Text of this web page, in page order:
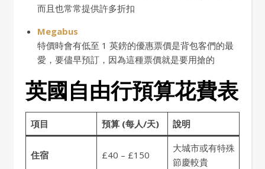
而且也常常提供許多折扣
Megabus
特價時會有低至 1 英鎊的優惠票價是背包客們的最
愛，要儘早預訂，因為這種票價就是要用搶的
英國自由行預算花費表
項目 預算 (每人/天) 說明
住宿 £40 – £150
大城市或有特殊
節慶較貴